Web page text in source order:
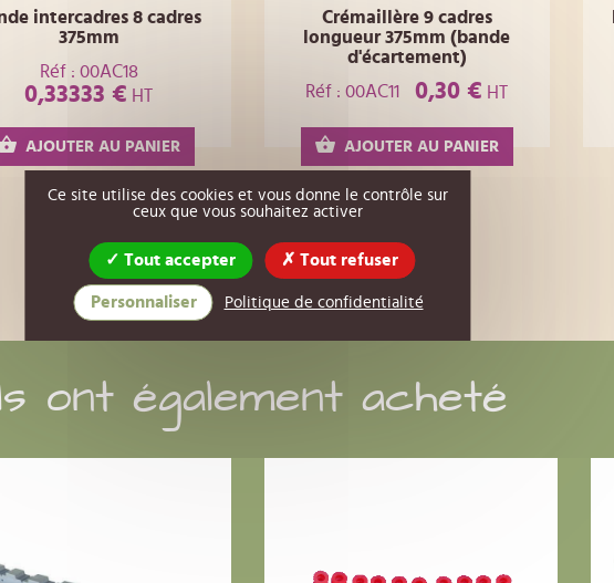
intercadres 8 cadres
375mm
Réf : 00AC18
0,33333 € HT
AJOUTER AU PANIER
Crémaillère 9 cadres
longueur 375mm (bande
d'écartement)
Réf : 00AC11
0,30 € HT
AJOUTER AU PANIER
ont également acheté
Ce site utilise des cookies et vous donne le contrôle sur
ceux que vous souhaitez activer
Tout accepter Tout refuser
Personnaliser Politique de confidentialité